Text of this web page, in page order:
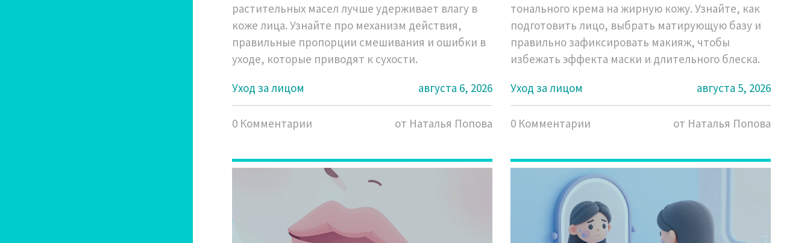
растительных масел лучше удерживает влагу в
коже лица. Узнайте про механизм действия,
правильные пропорции смешивания и ошибки в
уходе, которые приводят к сухости.
Уход за лицом
августа 6, 2026
0 Комментарии от Наталья Попова
тонального крема на жирную кожу. Узнайте, как
подготовить лицо, выбрать матирующую базу и
правильно зафиксировать макияж, чтобы
избежать эффекта маски и длительного блеска.
Уход за лицом
августа 5, 2026
0 Комментарии от Наталья Попова